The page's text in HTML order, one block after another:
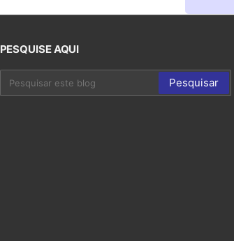
PESQUISE AQUI